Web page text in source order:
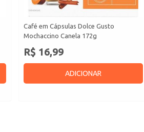
Café em Cápsulas Dolce Gusto
Mochaccino Canela 172g
R$ 16,99
ADICIONAR